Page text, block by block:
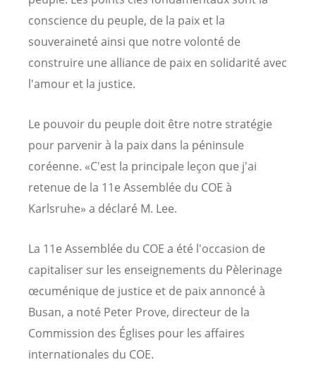
conscience du peuple, de la paix et la
souveraineté ainsi que notre volonté de
construire une alliance de paix en solidarité avec
l'amour et la justice.
Le pouvoir du peuple doit être notre stratégie
pour parvenir à la paix dans la péninsule
coréenne. «C'est la principale leçon que j'ai
retenue de la 11e Assemblée du COE à
Karlsruhe» a déclaré M. Lee.
La 11e Assemblée du COE a été l'occasion de
capitaliser sur les enseignements du Pèlerinage
œcuménique de justice et de paix annoncé à
Busan, a noté Peter Prove, directeur de la
Commission des Églises pour les affaires
internationales du COE.